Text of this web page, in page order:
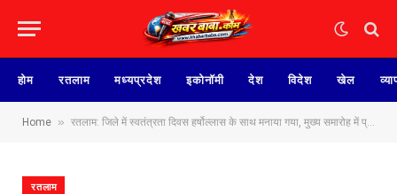
होम रतलाम मध्यप्रदेश इकोनॉमी देश विदेश खेल
Home » रतलाम: जिले में स्वतंत्रता दिवस हर्षोल्लास के साथ मनाया गया, मुख्य समारोह में प्रभारी मंत्री मंत्री ने ध्वजारोहण किया
रतलाम